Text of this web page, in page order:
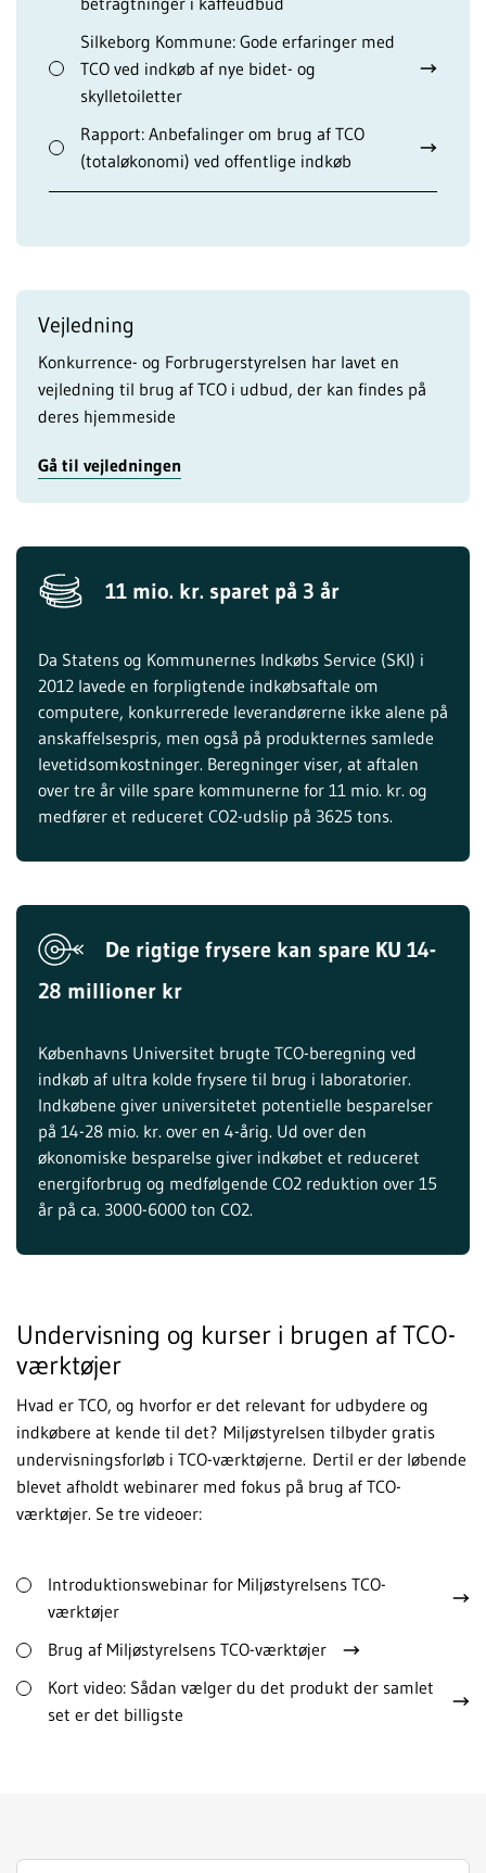
Silkeborg Kommune: Gode erfaringer med
TCO ved indkøb af nye bidet- og
skylletoiletter
Rapport: Anbefalinger om brug af TCO
(totaløkonomi) ved offentlige indkøb
Vejledning
Konkurrence- og Forbrugerstyrelsen har lavet en
vejledning til brug af TCO i udbud, der kan findes på
deres hjemmeside
Gå til vejledningen
11 mio. kr. sparet på 3 år
Da Statens og Kommunernes Indkøbs Service (SKI) i
2012 lavede en forpligtende indkøbsaftale om
computere, konkurrerede leverandørerne ikke alene på
anskaffelsespris, men også på produkternes samlede
levetidsomkostninger. Beregninger viser, at aftalen
over tre år ville spare kommunerne for 11 mio. kr. og
medfører et reduceret CO2-udslip på 3625 tons.
De rigtige frysere kan spare KU 14-
28 millioner kr
Københavns Universitet brugte TCO-beregning ved
indkøb af ultra kolde frysere til brug i laboratorier.
Indkøbene giver universitetet potentielle besparelser
på 14-28 mio. kr. over en 4-årig. Ud over den
økonomiske besparelse giver indkøbet et reduceret
energiforbrug og medfølgende CO2 reduktion over 15
år på ca. 3000-6000 ton CO2.
Undervisning og kurser i brugen af TCO-
værktøjer
Hvad er TCO, og hvorfor er det relevant for udbydere og
indkøbere at kende til det? Miljøstyrelsen tilbyder gratis
undervisningsforløb i TCO-værktøjerne. Dertil er der løbende
blevet afholdt webinarer med fokus på brug af TCO-
værktøjer. Se tre videoer:
Introduktionswebinar for Miljøstyrelsens TCO-
værktøjer
Brug af Miljøstyrelsens TCO-værktøjer
Kort video: Sådan vælger du det produkt der samlet
set er det billigste